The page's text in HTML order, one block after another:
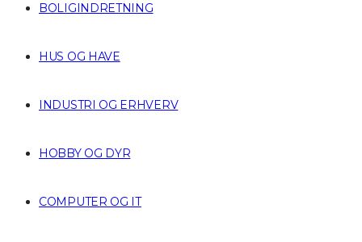
BOLIGINDRETNING
HUS OG HAVE
INDUSTRI OG ERHVERV
HOBBY OG DYR
COMPUTER OG IT